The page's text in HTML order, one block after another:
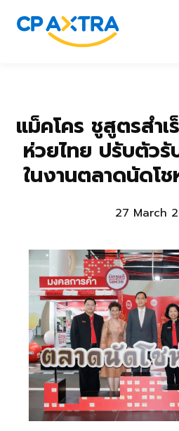
แม็คโคร ชูสูตรสำ
ห่วยไทย ปรับตัว
ในงานตลาดนัดโ
27 March